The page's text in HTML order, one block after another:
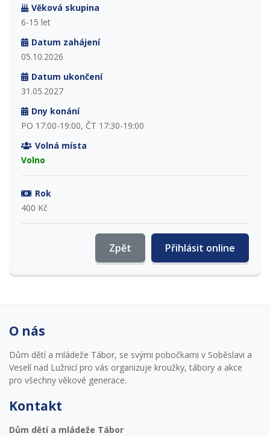
Věková skupina
6-15 let
Datum zahájení
05.10.2026
Datum ukončení
31.05.2027
Dny konání
PO 17:00-19:00, ČT 17:30-19:00
Volná místa
Volno
Rok
400 Kč
Přihlásit online
Zpět
O nás
Dům dětí a mládeže Tábor, se svými pobočkami v Soběslavi a
Veselí nad Lužnicí pro vás organizuje kroužky, tábory a akce
pro všechny věkové generace.
Kontakt
Dům dětí a mládeže Tábor